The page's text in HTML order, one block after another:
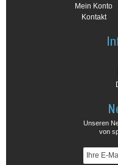
Mein Konto
Kontakt
Unseren
von